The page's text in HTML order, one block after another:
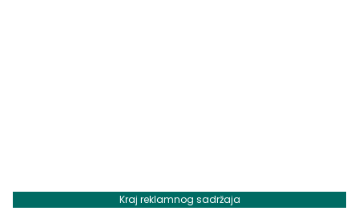
Kraj reklamnog sadržaja